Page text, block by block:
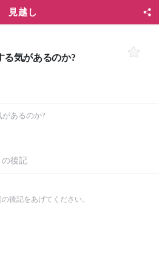
見越し
る気があるのか?
あるのか?
の後記
後記をあげてください。